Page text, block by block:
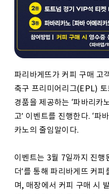
파리바게뜨가 커피 구매 고
축구 프리미어리그(EPL)
경품을 제공하는 ‘파바리카
고’ 이벤트를 진행한다. ‘파
카노의 줄임말이다.
이벤트는 3월 7일까지 진행
더’를 통해 파리바게뜨 커
며, 매장에서 커피 구매 시